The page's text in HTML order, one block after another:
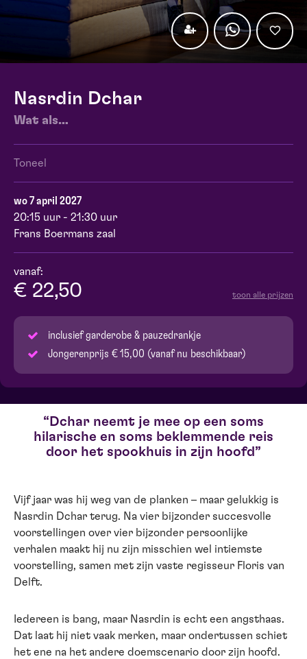
Nasrdin Dchar
Wat als…
Toneel
wo 7 april 2027
20:15 uur - 21:30 uur
Frans Boermans zaal
vanaf:
€ 22,50 toon alle prijzen
inclusief garderobe & pauzedrankje
Jongerenprijs € 15,00 (vanaf nu beschikbaar)
Dchar neemt je mee op een soms
hilarische en soms beklemmende reis
door het spookhuis in zijn hoofd
Vijf jaar was hij weg van de planken – maar gelukkig is
Nasrdin Dchar terug. Na vier bijzonder succesvolle
voorstellingen over vier bijzonder persoonlijke
verhalen maakt hij nu zijn misschien wel intiemste
voorstelling, samen met zijn vaste regisseur Floris van
Delft.
Iedereen is bang, maar Nasrdin is echt een angsthaas.
Dat laat hij niet vaak merken, maar ondertussen schiet
het ene na het andere doemscenario door zijn hoofd.